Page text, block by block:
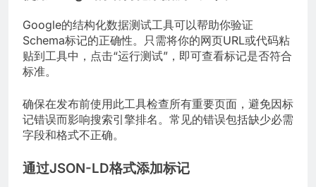
Google的结构化数据测试工具可以帮助你验证
Schema标记的正确性。只需将你的网页URL或代码粘
贴到工具中，点击“运行测试”，即可查看标记是否符合
标准。
确保在发布前使用此工具检查所有重要页面，避免因标
记错误而影响搜索引擎排名。常见的错误包括缺少必需
字段和格式不正确。
通过JSON-LD格式添加标记